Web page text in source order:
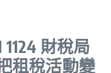
財稅局
租稅活動變